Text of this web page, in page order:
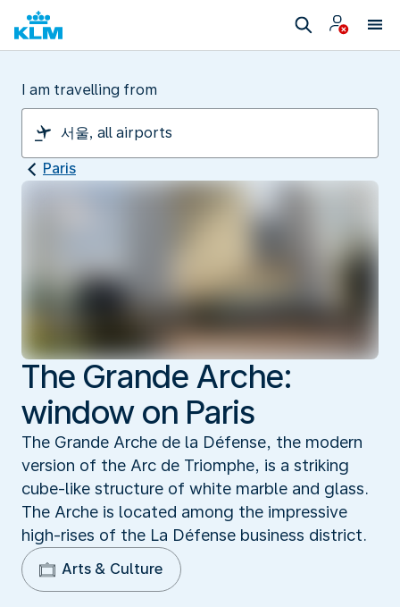
I am travelling from
Paris
The Grande Arche:
window on Paris
The Grande Arche de la Défense, the modern
version of the Arc de Triomphe, is a striking
cube-like structure of white marble and glass.
The Arche is located among the impressive
high-rises of the La Défense business district.
Arts & Culture